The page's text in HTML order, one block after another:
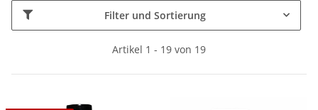
Filter und Sortierung
Artikel 1 - 19 von 19